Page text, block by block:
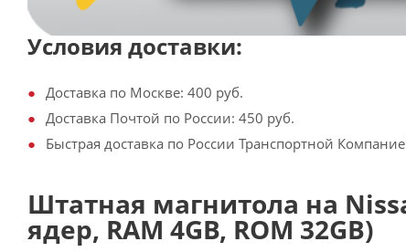
Условия доставки:
Доставка по Москве: 400 руб.
Доставка Почтой по России: 450 руб.
Быстрая доставка по России Транспортной
Штатная магнитола на
ядер, RAM 4GB, ROM 32GB)